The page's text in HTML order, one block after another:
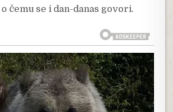
čemu se i dan-danas govori.